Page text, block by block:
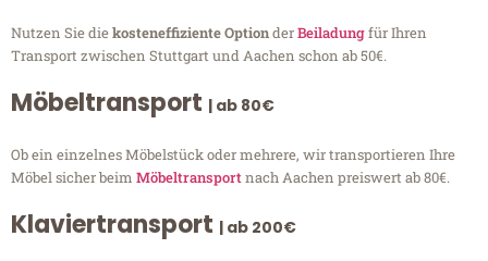
Nutzen Sie diekosteneffiziente OptionderBeiladungfür Ihren
Transport zwischen Stuttgart und Aachen schon ab 50€.
Möbeltransport | ab 80€
Ob ein einzelnes Möbelstück oder mehrere, wir transportieren Ihre
Möbel sicher beim Möbeltransportnach Aachen preiswert ab 80€.
Klaviertransport | ab 200€